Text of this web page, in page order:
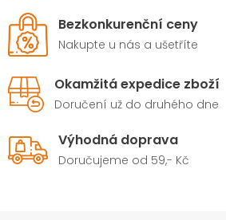
Bezkonkurenční ceny
Nakupte u nás a ušetříte
Okamžitá expedice zboží
Doručení už do druhého dne
Výhodná doprava
Doručujeme od 59,- Kč